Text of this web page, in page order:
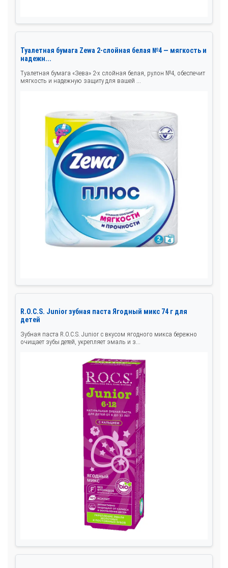
Туалетная бумага Zewa 2-слойная белая №4 — мягкость и
надежн...
Туалетная бумага «Зева» 2-х слойная белая, рулон №4, обеспечит
мягкость и надежную защиту для вашей ...
R.O.C.S. Junior зубная паста Ягодный микс 74 г для
детей
Зубная паста R.O.C.S. Junior с вкусом ягодного микса бережно
очищает зубы детей, укрепляет эмаль и з...